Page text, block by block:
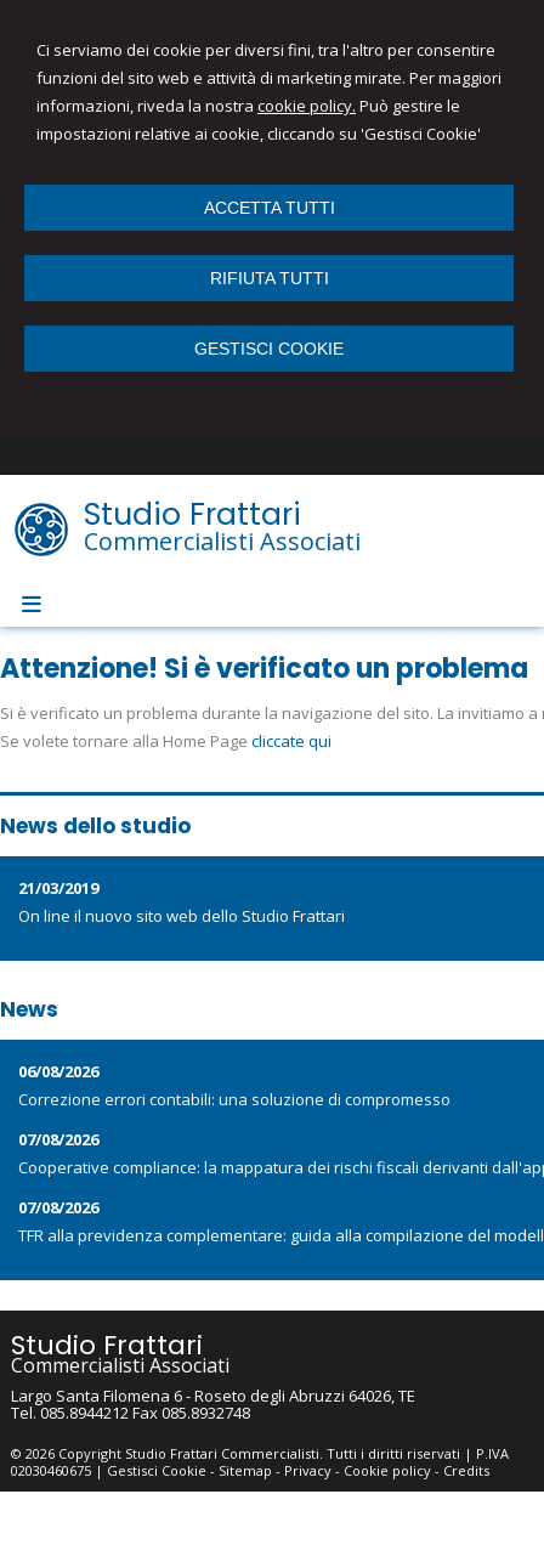
Ci serviamo dei cookie per diversi fini, tra l'altro per consentire
funzioni del sito web e attività di marketing mirate. Per maggiori
informazioni, riveda la nostra cookie policy. Può gestire le
impostazioni relative ai cookie, cliccando su 'Gestisci Cookie'
ACCETTA TUTTI
RIFIUTA TUTTI
GESTISCI COOKIE
Studio Frattari
Commercialisti Associati
Attenzione! Si è verificato un problema
Si è verificato un problema durante la navigazione del sito. La invitiamo
Se volete tornare alla Home Page cliccate qui
News dello studio
21/03/2019
On line il nuovo sito web dello Studio Frattari
News
06/08/2026
Correzione errori contabili: una soluzione di compromesso
07/08/2026
Cooperative compliance: la mappatura dei rischi fiscali derivanti
07/08/2026
TFR alla previdenza complementare: guida alla compilazione del
Studio Frattari
Commercialisti Associati
Largo Santa Filomena 6 -Roseto degli Abruzzi 64026,TE
Tel.085.8944212Fax085.8932748
© 2026 Copyright Studio Frattari Commercialisti. Tutti i diritti riservati | P.IVA
02030460675 | Gestisci Cookie - Sitemap - Privacy- Cookie policy- Credits